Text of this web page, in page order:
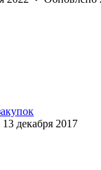
13 декабря 2017